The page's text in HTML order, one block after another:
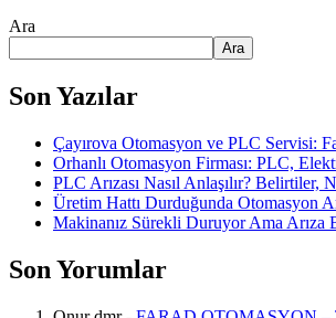
Ara
Ara
Son Yazılar
Çayırova Otomasyon ve PLC Servisi:
Orhanlı Otomasyon Firması: PLC,
PLC Arızası Nasıl Anlaşılır?
Üretim Hattı Durduğunda Otomasyon
Makinanız Sürekli Duruyor Ama
Son Yorumlar